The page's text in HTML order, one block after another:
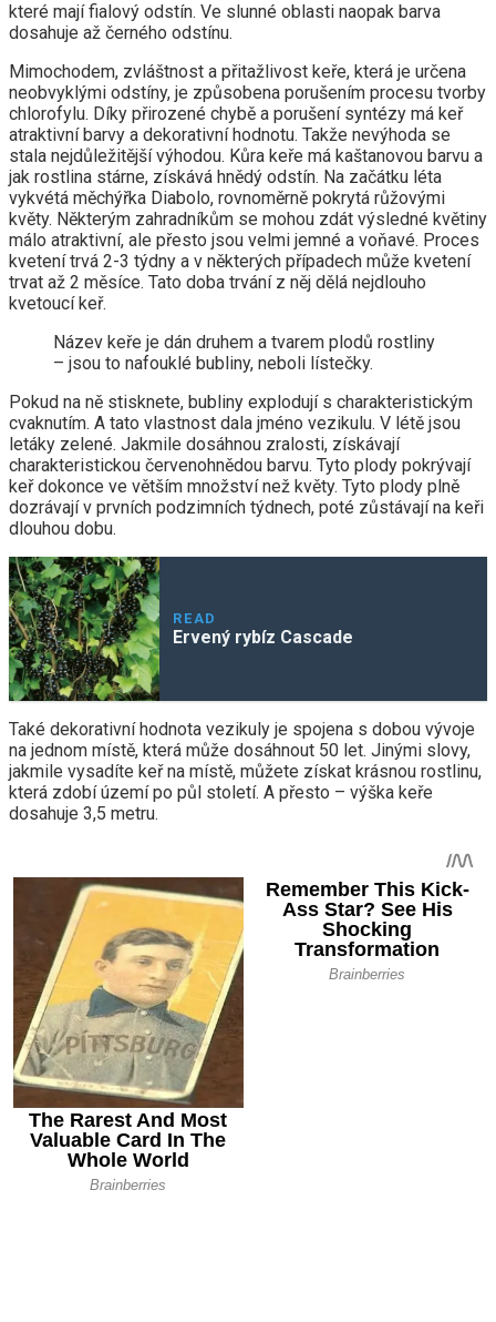
které mají fialový odstín. Ve slunné oblasti naopak barva
dosahuje až černého odstínu.
Mimochodem, zvláštnost a přitažlivost keře, která je určena
neobvyklými odstíny, je způsobena porušením procesu tvorby
chlorofylu. Díky přirozené chybě a porušení syntézy má keř
atraktivní barvy a dekorativní hodnotu. Takže nevýhoda se
stala nejdůležitější výhodou. Kůra keře má kaštanovou barvu a
jak rostlina stárne, získává hnědý odstín. Na začátku léta
vykvétá měchýřka Diabolo, rovnoměrně pokrytá růžovými
květy. Některým zahradníkům se mohou zdát výsledné květiny
málo atraktivní, ale přesto jsou velmi jemné a voňavé. Proces
kvetení trvá 2-3 týdny a v některých případech může kvetení
trvat až 2 měsíce. Tato doba trvání z něj dělá nejdlouho
kvetoucí keř.
Název keře je dán druhem a tvarem plodů rostliny
– jsou to nafouklé bubliny, neboli lístečky.
Pokud na ně stisknete, bubliny explodují s charakteristickým
cvaknutím. A tato vlastnost dala jméno vezikulu. V létě jsou
letáky zelené. Jakmile dosáhnou zralosti, získávají
charakteristickou červenohnědou barvu. Tyto plody pokrývají
keř dokonce ve větším množství než květy. Tyto plody plně
dozrávají v prvních podzimních týdnech, poté zůstávají na keři
dlouhou dobu.
READ
Ervený rybíz Cascade
Také dekorativní hodnota vezikuly je spojena s dobou vývoje
na jednom místě, která může dosáhnout 50 let. Jinými slovy,
jakmile vysadíte keř na místě, můžete získat krásnou rostlinu,
která zdobí území po půl století. A přesto – výška keře
dosahuje 3,5 metru.